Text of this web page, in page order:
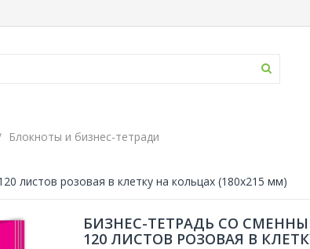
Блокноты и бизнес-тетради
листов розовая в клетку на кольцах (180x215 мм)
БИЗНЕС-ТЕТРАДЬ СО СМЕННЫМ
120 ЛИСТОВ РОЗОВАЯ В